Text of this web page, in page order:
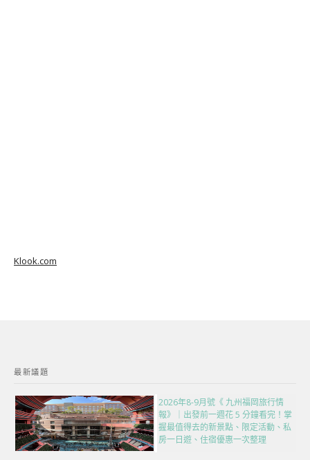
Klook.com
最新議題
2026年8-9月號《 九州福岡旅行情
報》｜出發前一週花 5 分鐘看完！掌
握最值得去的新景點、限定活動、私
房一日遊、住宿優惠一次整理